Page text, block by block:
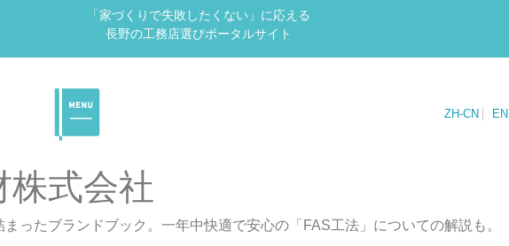
「家づくりで失敗したくない」に応える
長野の工務店選びポータルサイト
ZH-CN EN
株式会社
ったブランドブック。一年中快適で安心の「FAS工法」についての解説も。